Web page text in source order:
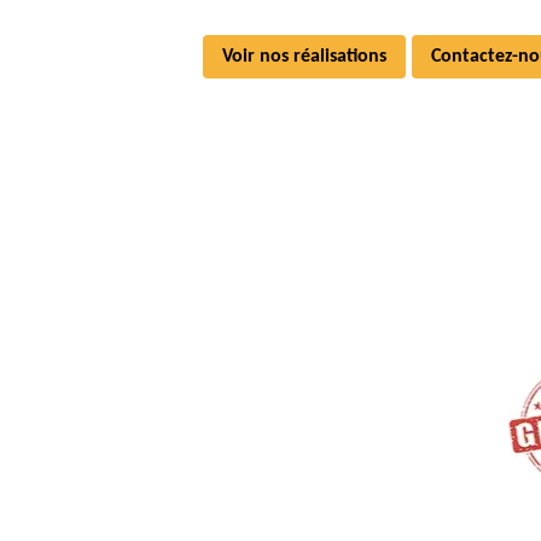
Voir nos réalisations Contactez-